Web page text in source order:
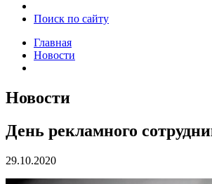
Поиск по сайту
Главная
Новости
Новости
День рекламного
29.10.2020